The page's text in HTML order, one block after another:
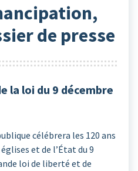
de presse
la loi du 9 décembre
célébrera les 120 ans
et de l’État du 9
loi de liberté et de